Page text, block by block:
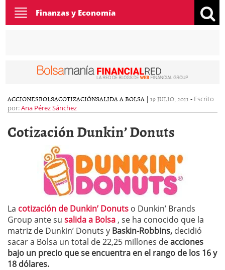
Toggle
navigation
Finanzas y Economía
ACCIONESBOLSACOTIZACIÓNSALIDA A BOLSA | 19 JULIO, 2011 - Escrito
por:Ana Pérez Sánchez
Cotización Dunkin’ Donuts
La cotización de Dunkin’ Donuts o Dunkin’ Brands
Group ante su salida a Bolsa , se ha conocido que la
matriz de Dunkin’ Donuts y Baskin-Robbins, decidió
sacar a Bolsa un total de 22,25 millones deacciones
bajo un precio que se encuentra en el rango de los 16 y
18 dólares.